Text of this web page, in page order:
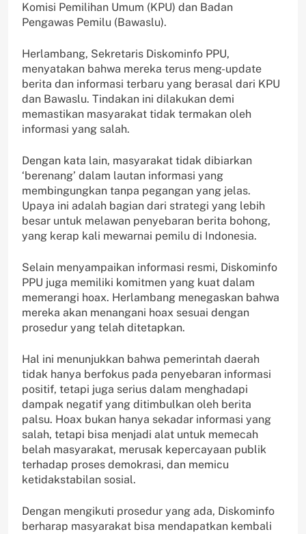
Komisi Pemilihan Umum (KPU) dan Badan
Pengawas Pemilu (Bawaslu).
Herlambang, Sekretaris Diskominfo PPU,
menyatakan bahwa mereka terus meng-update
berita dan informasi terbaru yang berasal dari KPU
dan Bawaslu. Tindakan ini dilakukan demi
memastikan masyarakat tidak termakan oleh
informasi yang salah.
Dengan kata lain, masyarakat tidak dibiarkan
‘berenang’ dalam lautan informasi yang
membingungkan tanpa pegangan yang jelas.
Upaya ini adalah bagian dari strategi yang lebih
besar untuk melawan penyebaran berita bohong,
yang kerap kali mewarnai pemilu di Indonesia.
Selain menyampaikan informasi resmi, Diskominfo
PPU juga memiliki komitmen yang kuat dalam
memerangi hoax. Herlambang menegaskan bahwa
mereka akan menangani hoax sesuai dengan
prosedur yang telah ditetapkan.
Hal ini menunjukkan bahwa pemerintah daerah
tidak hanya berfokus pada penyebaran informasi
positif, tetapi juga serius dalam menghadapi
dampak negatif yang ditimbulkan oleh berita
palsu. Hoax bukan hanya sekadar informasi yang
salah, tetapi bisa menjadi alat untuk memecah
belah masyarakat, merusak kepercayaan publik
terhadap proses demokrasi, dan memicu
ketidakstabilan sosial.
Dengan mengikuti prosedur yang ada, Diskominfo
berharap masyarakat bisa mendapatkan kembali